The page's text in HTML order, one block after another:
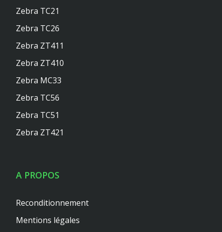
Zebra TC21
Zebra TC26
Zebra ZT411
Zebra ZT410
Zebra MC33
Zebra TC56
Zebra TC51
Zebra ZT421
A PROPOS
Reconditionnement
Mentions légales